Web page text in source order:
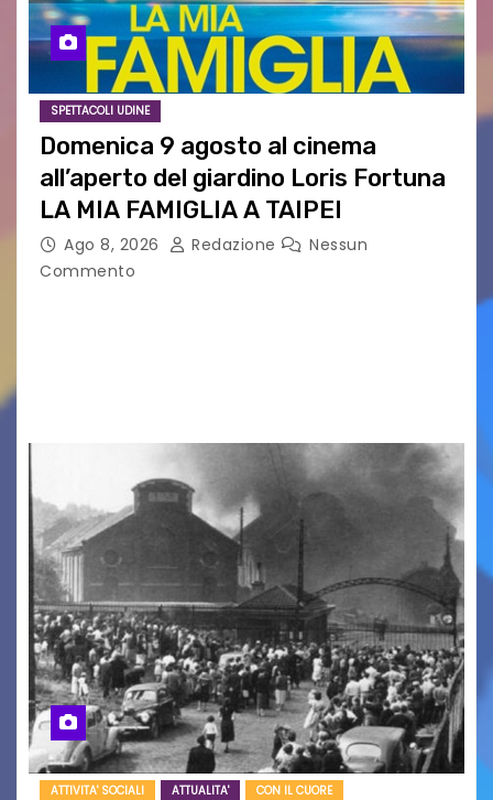
SPETTACOLI UDINE
Domenica 9 agosto al cinema
all’aperto del giardino Loris Fortuna
LA MIA FAMIGLIA A TAIPEI
Ago 8, 2026 Redazione
Nessun
Commento
ATTIVITA' SOCIALI ATTUALITA' CON IL CUORE